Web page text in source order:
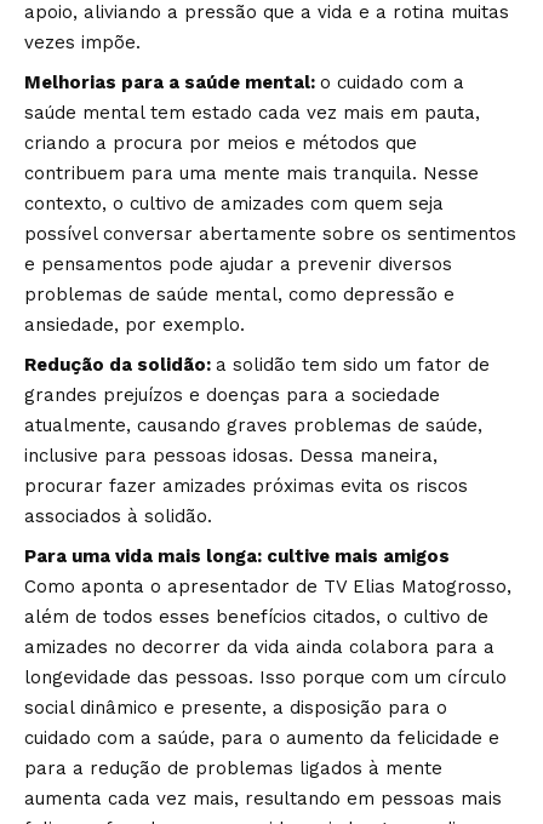
apoio, aliviando a pressão que a vida e a rotina muitas
vezes impõe.
Melhorias para a saúde mental: o cuidado com a
saúde mental tem estado cada vez mais em pauta,
criando a procura por meios e métodos que
contribuem para uma mente mais tranquila. Nesse
contexto, o cultivo de amizades com quem seja
possível conversar abertamente sobre os sentimentos
e pensamentos pode ajudar a prevenir diversos
problemas de saúde mental, como depressão e
ansiedade, por exemplo.
Redução da solidão: a solidão tem sido um fator de
grandes prejuízos e doenças para a sociedade
atualmente, causando graves problemas de saúde,
inclusive para pessoas idosas. Dessa maneira,
procurar fazer amizades próximas evita os riscos
associados à solidão.
Para uma vida mais longa: cultive mais amigos
Como aponta o apresentador de TV Elias Matogrosso,
além de todos esses benefícios citados, o cultivo de
amizades no decorrer da vida ainda colabora para a
longevidade das pessoas. Isso porque com um círculo
social dinâmico e presente, a disposição para o
cuidado com a saúde, para o aumento da felicidade e
para a redução de problemas ligados à mente
aumenta cada vez mais, resultando em pessoas mais